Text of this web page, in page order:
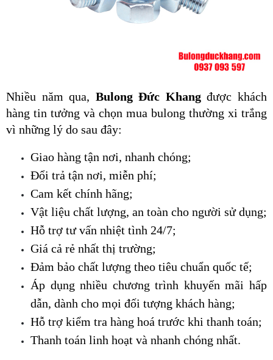
Nhiều năm qua, Bulong Đức Khang được khách
hàng tin tưởng và chọn mua bulong thường xi trắng
vì những lý do sau đây:
Giao hàng tận nơi, nhanh chóng;
Đổi trả tận nơi, miễn phí;
Cam kết chính hãng;
Vật liệu chất lượng, an toàn cho người sử dụng;
Hỗ trợ tư vấn nhiệt tình 24/7;
Giá cả rẻ nhất thị trường;
Đảm bảo chất lượng theo tiêu chuẩn quốc tế;
Áp dụng nhiều chương trình khuyến mãi hấp
dẫn, dành cho mọi đối tượng khách hàng;
Hỗ trợ kiểm tra hàng hoá trước khi thanh toán;
Thanh toán linh hoạt và nhanh chóng nhất.